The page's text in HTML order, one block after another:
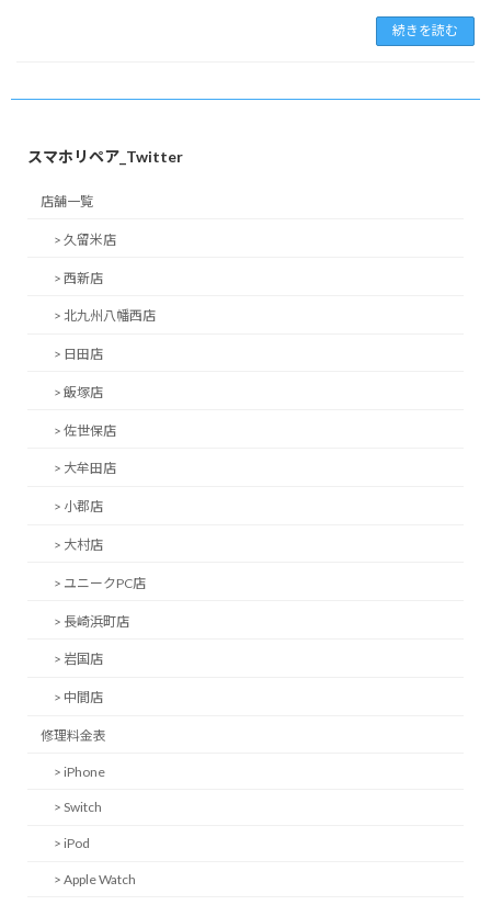
続きを読む
スマホリペア_Twitter
店舗一覧
> 久留米店
> 西新店
> 北九州八幡西店
> 日田店
> 飯塚店
> 佐世保店
> 大牟田店
> 小郡店
> 大村店
> ユニークPC店
> 長崎浜町店
> 岩国店
> 中間店
修理料金表
> iPhone
> Switch
> iPod
> Apple Watch